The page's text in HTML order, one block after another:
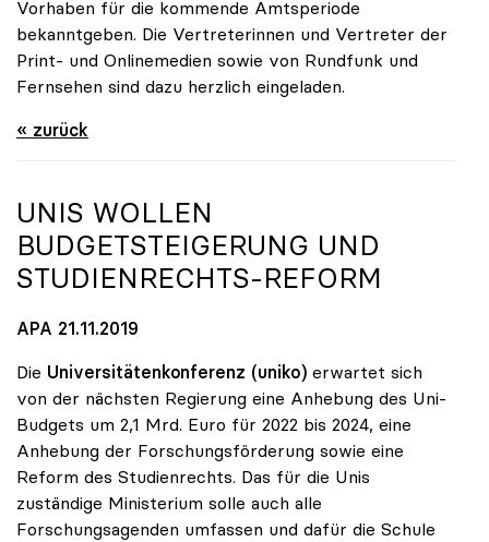
Vorhaben für die kommende Amtsperiode
bekanntgeben. Die Vertreterinnen und Vertreter der
Print- und Onlinemedien sowie von Rundfunk und
Fernsehen sind dazu herzlich eingeladen.
« zurück
UNIS WOLLEN
BUDGETSTEIGERUNG UND
STUDIENRECHTS-REFORM
APA 21.11.2019
Die Universitätenkonferenz (uniko) erwartet sich
von der nächsten Regierung eine Anhebung des Uni-
Budgets um 2,1 Mrd. Euro für 2022 bis 2024, eine
Anhebung der Forschungsförderung sowie eine
Reform des Studienrechts. Das für die Unis
zuständige Ministerium solle auch alle
Forschungsagenden umfassen und dafür die Schule